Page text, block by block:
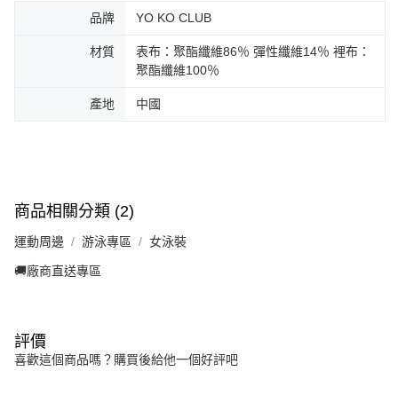
品牌 YO KO CLUB
材質
表布：聚酯纖維86％ 彈性纖維14％ 裡布：
聚酯纖維100％
產地 中國
商品相關分類 (2)
運動周邊 游泳專區 女泳裝
🚚廠商直送專區
評價
喜歡這個商品嗎？購買後給他一個好評吧